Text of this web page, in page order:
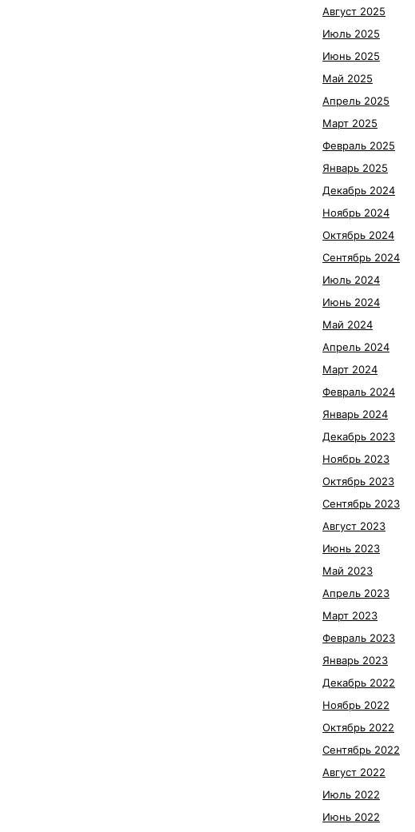
Август 2025
Июль 2025
Июнь 2025
Май 2025
Апрель 2025
Март 2025
Февраль 2025
Январь 2025
Декабрь 2024
Ноябрь 2024
Октябрь 2024
Сентябрь 2024
Июль 2024
Июнь 2024
Май 2024
Апрель 2024
Март 2024
Февраль 2024
Январь 2024
Декабрь 2023
Ноябрь 2023
Октябрь 2023
Сентябрь 2023
Август 2023
Июнь 2023
Май 2023
Апрель 2023
Март 2023
Февраль 2023
Январь 2023
Декабрь 2022
Ноябрь 2022
Октябрь 2022
Сентябрь 2022
Август 2022
Июль 2022
Июнь 2022